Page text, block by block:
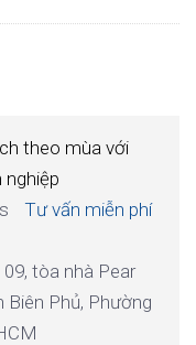
theo mùa với
nghiệp
Tư vấn miễn phí
tòa nhà Pear
Biên Phủ, Phường